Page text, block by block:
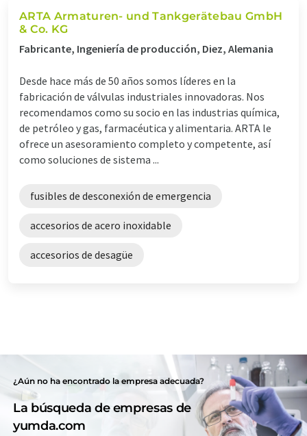
ARTA Armaturen- und Tankgerätebau GmbH
& Co. KG
Fabricante, Ingeniería de producción, Diez, Alemania
Desde hace más de 50 años somos líderes en la
fabricación de válvulas industriales innovadoras. Nos
recomendamos como su socio en las industrias química,
de petróleo y gas, farmacéutica y alimentaria. ARTA le
ofrece un asesoramiento completo y competente, así
como soluciones de sistema ...
fusibles de desconexión de emergencia
accesorios de acero inoxidable
accesorios de desagüe
¿Aún no ha encontrado la empresa adecuada?
La búsqueda de empresas de
yumda.com